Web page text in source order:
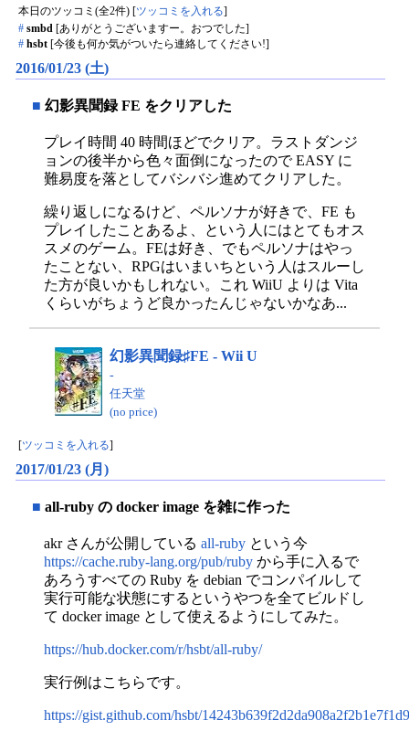
本日のツッコミ(全2件) [ツッコミを入れる]
# smbd [ありがとうございますー。おつでした]
# hsbt [今後も何か気がついたら連絡してください!]
2016/01/23 (土)
■ 幻影異聞録 FE をクリアした
プレイ時間 40 時間ほどでクリア。ラストダンジ
ョンの後半から色々面倒になったので EASY に
難易度を落としてバシバシ進めてクリアした。
繰り返しになるけど、ペルソナが好きで、FE も
プレイしたことあるよ、という人にはとてもオス
スメのゲーム。FEは好き、でもペルソナはやっ
たことない、RPGはいまいちという人はスルーし
た方が良いかもしれない。これ WiiU よりは Vita
くらいがちょうど良かったんじゃないかなあ...
幻影異聞録♯FE - Wii U
-
任天堂
(no price)
ツッコミを入れる
2017/01/23 (月)
■ all-ruby の docker image を雑に作った
akr さんが公開している all-ruby という今
https://cache.ruby-lang.org/pub/ruby から手に入るで
あろうすべての Ruby を debian でコンパイルして
実行可能な状態にするというやつを全てビルドし
て docker image として使えるようにしてみた。
https://hub.docker.com/r/hsbt/all-ruby/
実行例はこちらです。
https://gist.github.com/hsbt/